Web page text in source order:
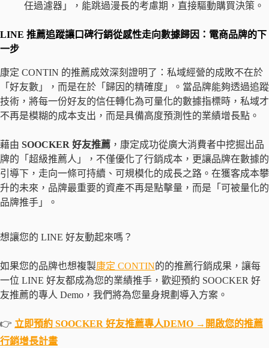
任過濾器」，能跳過漫長的考慮期，直接驅動購買決策。
LINE 推薦追蹤讓口碑行銷從感性走向數據歸因：電商品牌的下
一步
康定 CONTIN 的推薦成效深刻證明了：私域經營的成敗不在於
「好友數」，而是在於「歸因的精確度」。當品牌能夠透過追蹤
技術，將每一份好友的信任轉化為可量化的數據指標時，私域才
不再是模糊的成本支出，而是具備高度預測性的業績增長點。
藉由 SOOCKER 好友推薦 ，康定成功從廣大消費者中挖掘出品
牌的「超級推薦人」，不僅優化了行銷成本，更讓品牌在數據的
引導下，走向一條可持續、可規模化的成長之路。在獲客成本攀
升的未來，品牌最重要的資產不再是點擊量，而是「可被量化的
品牌推手」。
想讓您的 LINE 好友動起來嗎？
如果您的品牌也想複製康定 CONTIN的的推薦行銷成果，讓每
一位 LINE 好友都成為您的業績推手，歡迎預約 SOOCKER 好
友推薦的專人 Demo，我們將為您量身規劃導入方案。
👉 立即預約 SOOCKER 好友推薦專人DEMO → 開啟您的推薦
行銷增長計畫